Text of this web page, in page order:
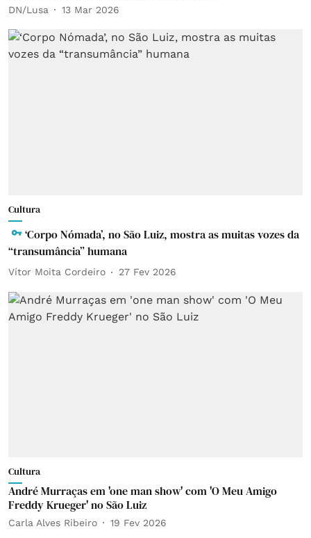
DN/Lusa 13 Mar 2026
Cultura
‘Corpo Nómada’, no São Luiz, mostra as muitas vozes da
“transumância” humana
Vítor Moita Cordeiro 27 Fev 2026
Cultura
André Murraças em 'one man show' com 'O Meu Amigo
Freddy Krueger' no São Luiz
Carla Alves Ribeiro 19 Fev 2026